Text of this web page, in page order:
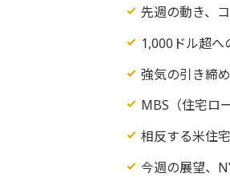
先週の動き、
1,000ドル超
強気の引き締
MBS（住宅ロ
相反する米住
今週の展望、